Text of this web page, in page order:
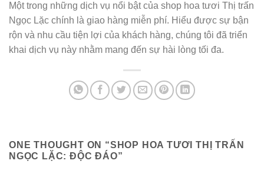
Một trong những dịch vụ nổi bật của shop hoa tươi Thị trấn
Ngọc Lặc chính là giao hàng miễn phí. Hiểu được sự bận
rộn và nhu cầu tiện lợi của khách hàng, chúng tôi đã triển
khai dịch vụ này nhằm mang đến sự hài lòng tối đa.
ONE THOUGHT ON “SHOP HOA TƯƠI THỊ TRẤN
NGỌC LẶC: ĐỘC ĐÁO”